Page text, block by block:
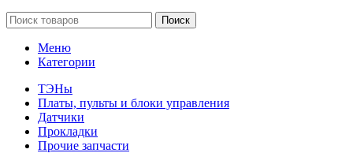
Поиск
Меню
Категории
ТЭНы
Платы, пульты и блоки управления
Датчики
Прокладки
Прочие запчасти